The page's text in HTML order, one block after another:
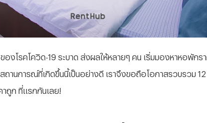
งโรคโควิด-19 ระบาด ส่งผลให้หลายๆ คน เริ่มมองหาหอพัก
ถานการณ์ที่เกิดขึ้นนี้เป็นอย่างดี เราจึงขอถือโอกาสรวบรวม
าถูก ที่แรกกันเลย!